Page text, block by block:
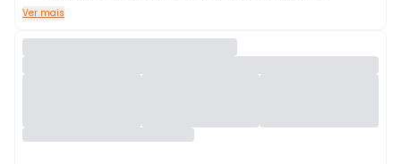
Ver mais